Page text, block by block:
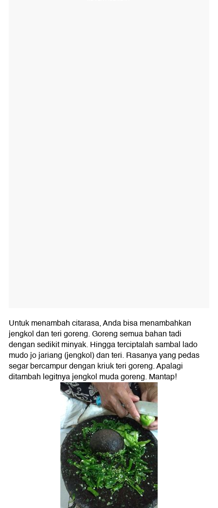
Untuk menambah citarasa, Anda bisa menambahkan
jengkol dan teri goreng. Goreng semua bahan tadi
dengan sedikit minyak. Hingga terciptalah sambal lado
mudo jo jariang (jengkol) dan teri. Rasanya yang pedas
segar bercampur dengan kriuk teri goreng. Apalagi
ditambah legitnya jengkol muda goreng. Mantap!